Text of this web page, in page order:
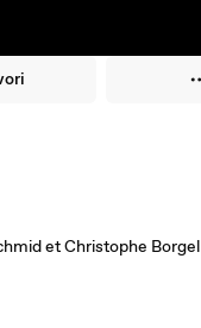
et Christophe Borgel